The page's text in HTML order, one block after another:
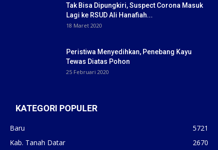
Tak Bisa Dipungkiri, Suspect Corona Masuk
Lagi ke RSUD Ali Hanafiah...
18 Maret 2020
Peristiwa Menyedihkan, Penebang Kayu
Tewas Diatas Pohon
25 Februari 2020
KATEGORI POPULER
Baru
5721
Kab. Tanah Datar
2670